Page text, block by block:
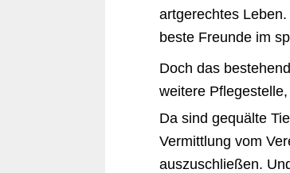
artgerechtes
beste Freunde im
Doch das
weitere
Da sind gequälte
Vermittlung vom
auszuschließen.